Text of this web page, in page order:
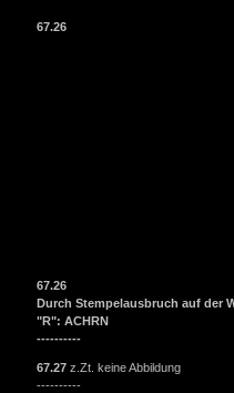
67.26
67.26
Durch Stempelausbruch auf der
"R": ACHRN
----------
67.27 z.Zt. keine Abbildung
----------